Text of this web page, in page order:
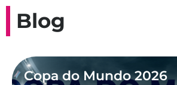
Blog
Copa do Mundo 2026